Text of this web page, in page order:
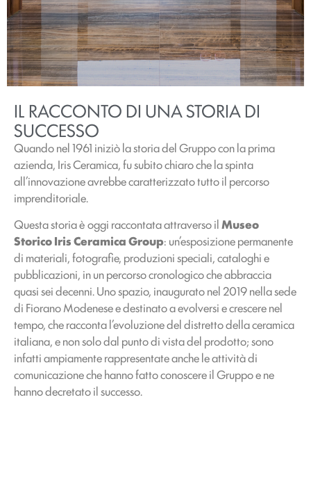
IL RACCONTO DI UNA STORIA DI
SUCCESSO
Quando nel 1961 iniziò la storia del Gruppo con la prima
azienda, Iris Ceramica, fu subito chiaro che la spinta
all’innovazione avrebbe caratterizzato tutto il percorso
imprenditoriale.
Questa storia è oggi raccontata attraverso ilMuseo
Storico Iris Ceramica Group: un’esposizione permanente
di materiali, fotografie, produzioni speciali, cataloghi e
pubblicazioni, in un percorso cronologico che abbraccia
quasi sei decenni. Uno spazio, inaugurato nel 2019 nella sede
di Fiorano Modenese e destinato a evolversi e crescere nel
tempo, che racconta l’evoluzione del distretto della ceramica
italiana, e non solo dal punto di vista del prodotto; sono
infatti ampiamente rappresentate anche le attività di
comunicazione che hanno fatto conoscere il Gruppo e ne
hanno decretato il successo.